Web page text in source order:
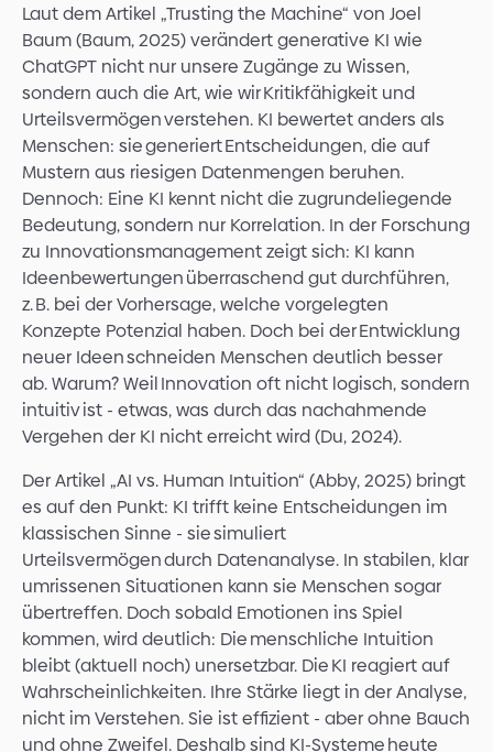
Laut dem Artikel „Trusting the Machine“ von Joel
Baum (Baum, 2025) verändert generative KI wie
ChatGPT nicht nur unsere Zugänge zu Wissen,
sondern auch die Art, wie wir Kritikfähigkeit und
Urteilsvermögen verstehen. KI bewertet anders als
Menschen: sie generiert Entscheidungen, die auf
Mustern aus riesigen Datenmengen beruhen.
Dennoch: Eine KI kennt nicht die zugrundeliegende
Bedeutung, sondern nur Korrelation. In der Forschung
zu Innovationsmanagement zeigt sich: KI kann
Ideenbewertungen überraschend gut durchführen,
z. B. bei der Vorhersage, welche vorgelegten
Konzepte Potenzial haben. Doch bei der Entwicklung
neuer Ideen schneiden Menschen deutlich besser
ab. Warum? Weil Innovation oft nicht logisch, sondern
intuitiv ist - etwas, was durch das nachahmende
Vergehen der KI nicht erreicht wird (Du, 2024).
Der Artikel „AI vs. Human Intuition“ (Abby, 2025) bringt
es auf den Punkt: KI trifft keine Entscheidungen im
klassischen Sinne - sie simuliert
Urteilsvermögen durch Datenanalyse. In stabilen, klar
umrissenen Situationen kann sie Menschen sogar
übertreffen. Doch sobald Emotionen ins Spiel
kommen, wird deutlich: Die menschliche Intuition
bleibt (aktuell noch) unersetzbar. Die KI reagiert auf
Wahrscheinlichkeiten. Ihre Stärke liegt in der Analyse,
nicht im Verstehen. Sie ist effizient - aber ohne Bauch
und ohne Zweifel. Deshalb sind KI-Systeme heute